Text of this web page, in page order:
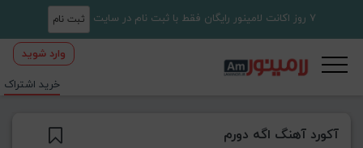
7 روز اکانت لامینور رایگان فقط با ثبت نام در سایت ثبت نام
وارد شوید
خرید اشتراک
آکورد آهنگ اگه دورم